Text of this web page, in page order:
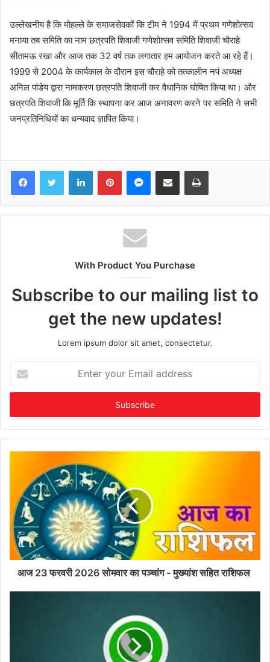
उल्लेखनीय है कि मोहल्ले के समाजसेवकों कि टीम ने 1994 में प्रथम गणेशोत्सव
मनाया तब समिति का नाम छत्रपति शिवाजी गणेशोत्सव समिति शिवाजी चौराहे
सीतामऊ रखा और आज तक 32 वर्ष तक लगातार हम आयोजन करते आ रहे हैं।
1999 से 2004 के कार्यकाल के दौरान इस चौराहे को तत्कालीन नपं अध्यक्ष
अनिल पांडेय द्वारा नामकरण छत्रपति शिवाजी कर वैधानिक घोषित किया था। और
छत्रपति शिवाजी कि मूर्ति कि स्थापना कर आज अनावरण करने पर समिति ने सभी
जनप्रतिनिधियों का धन्यवाद ज्ञापित किया।
FacebookTwitter LinkedInPinterestMessenger
Share via Email Print
With Product You Purchase
Subscribe to our mailing list to
get the new updates!
Lorem ipsum dolor sit amet, consectetur.
your
Email
आज 23 फरवरी 2026 सोमवार का पञ्चांग - मुख्यांश सहित राशिफल